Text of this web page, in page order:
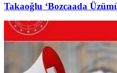
Takaoğlu ‘Bozcaada